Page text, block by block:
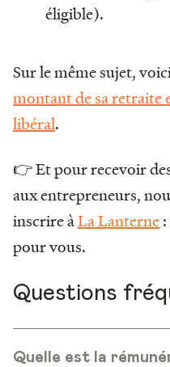
éligible).
Sur le même sujet,
montant de sa retraite
libéral.
👉 Et pour recevoir
aux entrepreneurs,
inscrire àLa Lanterne
pour vous.
Questions
Quelle est la